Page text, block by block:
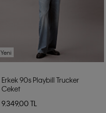
Yeni
Erkek 90s Playbill Trucker
Ceket
9.349,00 TL